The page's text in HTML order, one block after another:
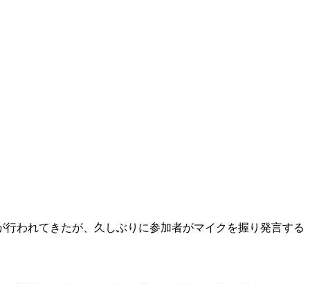
われてきたが、久しぶりに参加者がマイクを握り発言する